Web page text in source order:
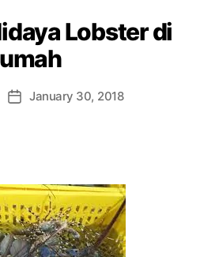
Lobster di
PostJanuary 30, 2018